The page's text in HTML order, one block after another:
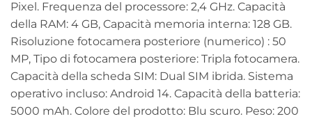
Pixel. Frequenza del processore: 2,4 GHz. Capacità
della RAM: 4 GB, Capacità memoria interna: 128 GB.
Risoluzione fotocamera posteriore (numerico) : 50
MP, Tipo di fotocamera posteriore: Tripla fotocamera.
Capacità della scheda SIM: Dual SIM ibrida. Sistema
operativo incluso: Android 14. Capacità della batteria:
5000 mAh. Colore del prodotto: Blu scuro. Peso: 200